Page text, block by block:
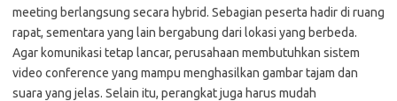
meeting berlangsung secara hybrid. Sebagian peserta hadir di ruang
rapat, sementara yang lain bergabung dari lokasi yang berbeda.
Agar komunikasi tetap lancar, perusahaan membutuhkan sistem
video conference yang mampu menghasilkan gambar tajam dan
suara yang jelas. Selain itu, perangkat juga harus mudah